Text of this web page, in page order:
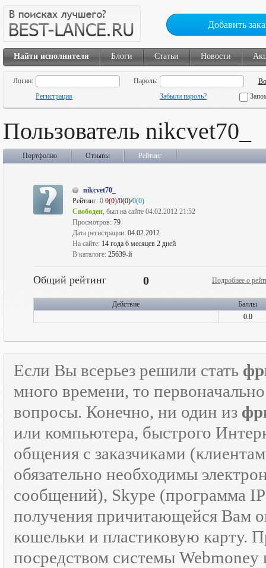
Добавить
Найти исполнителя Блоги Статьи Новости
Логин:
Пароль:
Регистрация
Забыли пароль?
Пользователь nikcvet70_
Портфолио Отзывы Рейтинг
nikcvet70_
Рейтинг: 0 0(0)/0(0)/0(0)
Свободен, был на сайте 04.02.2012 21:52
Просмотров: 79
Дата регистрации: 04.02.2012
На сайте: 14 года 6 месяцев 2 дней
В каталоге: 25639-й
Общий рейтинг 0 Подробнее о
Действие
Баллы
0.0
Если Вы всерьез решили стать
много времени, то
вопросы. Конечно, ни один из
или компьютера, быстрого
общения с заказчиками
обязательно необходимы
сообщений), Skype (программа
получения причитающейся Вам
кошельки и пластиковую карту.
посредством системы